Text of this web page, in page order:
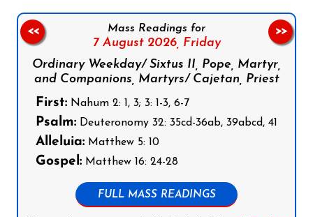
Mass Readings for
7 August 2026, Friday
Ordinary Weekday/ Sixtus II, Pope, Martyr,
and Companions, Martyrs/ Cajetan, Priest
First: Nahum 2: 1, 3; 3: 1-3, 6-7
Psalm: Deuteronomy 32: 35cd-36ab, 39abcd, 41
Alleluia: Matthew 5: 10
Gospel: Matthew 16: 24-28
FULL MASS READINGS
<< >>